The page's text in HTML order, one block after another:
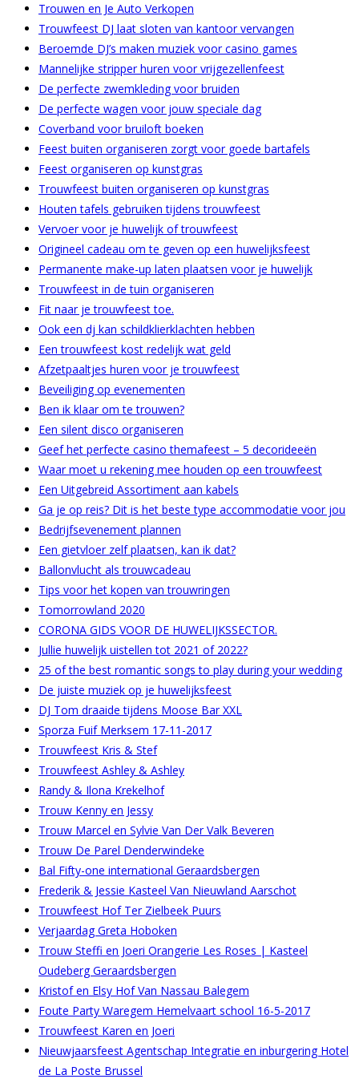
Trouwen en Je Auto Verkopen
Trouwfeest DJ laat sloten van kantoor vervangen
Beroemde DJ’s maken muziek voor casino games
Mannelijke stripper huren voor vrijgezellenfeest
De perfecte zwemkleding voor bruiden
De perfecte wagen voor jouw speciale dag
Coverband voor bruiloft boeken
Feest buiten organiseren zorgt voor goede bartafels
Feest organiseren op kunstgras
Trouwfeest buiten organiseren op kunstgras
Houten tafels gebruiken tijdens trouwfeest
Vervoer voor je huwelijk of trouwfeest
Origineel cadeau om te geven op een huwelijksfeest
Permanente make-up laten plaatsen voor je huwelijk
Trouwfeest in de tuin organiseren
Fit naar je trouwfeest toe.
Ook een dj kan schildklierklachten hebben
Een trouwfeest kost redelijk wat geld
Afzetpaaltjes huren voor je trouwfeest
Beveiliging op evenementen
Ben ik klaar om te trouwen?
Een silent disco organiseren
Geef het perfecte casino themafeest – 5 decorideeën
Waar moet u rekening mee houden op een trouwfeest
Een Uitgebreid Assortiment aan kabels
Ga je op reis? Dit is het beste type accommodatie voor jou
Bedrijfsevenement plannen
Een gietvloer zelf plaatsen, kan ik dat?
Ballonvlucht als trouwcadeau
Tips voor het kopen van trouwringen
Tomorrowland 2020
CORONA GIDS VOOR DE HUWELIJKSSECTOR.
Jullie huwelijk uistellen tot 2021 of 2022?
25 of the best romantic songs to play during your wedding
De juiste muziek op je huwelijksfeest
DJ Tom draaide tijdens Moose Bar XXL
Sporza Fuif Merksem 17-11-2017
Trouwfeest Kris & Stef
Trouwfeest Ashley & Ashley
Randy & Ilona Krekelhof
Trouw Kenny en Jessy
Trouw Marcel en Sylvie Van Der Valk Beveren
Trouw De Parel Denderwindeke
Bal Fifty-one international Geraardsbergen
Frederik & Jessie Kasteel Van Nieuwland Aarschot
Trouwfeest Hof Ter Zielbeek Puurs
Verjaardag Greta Hoboken
Trouw Steffi en Joeri Orangerie Les Roses | Kasteel
Oudeberg Geraardsbergen
Kristof en Elsy Hof Van Nassau Balegem
Foute Party Waregem Hemelvaart school 16-5-2017
Trouwfeest Karen en Joeri
Nieuwjaarsfeest Agentschap Integratie en inburgering Hotel
de La Poste Brussel